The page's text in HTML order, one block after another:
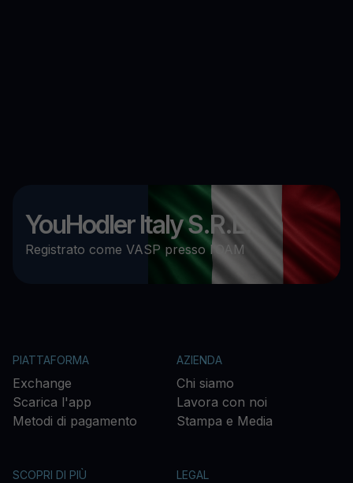
YouHodler Italy S.R.L.
Registrato come VASP presso l’OAM
PIATTAFORMA
Exchange
Scarica l'app
Metodi di pagamento
AZIENDA
Chi siamo
Lavora con noi
Stampa e Media
SCOPRI DI PIÙ LEGAL